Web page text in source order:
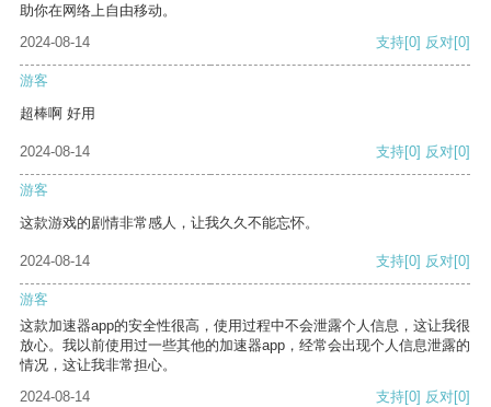
助你在网络上自由移动。
2024-08-14
支持[0] 反对[0]
游客
超棒啊 好用
2024-08-14 支持[0] 反对[0]
游客
这款游戏的剧情非常感人，让我久久不能忘怀。
2024-08-14 支持[0] 反对[0]
游客
这款加速器app的安全性很高，使用过程中不会泄露个人信息，这让我很
放心。我以前使用过一些其他的加速器app，经常会出现个人信息泄露的
情况，这让我非常担心。
2024-08-14
支持[0] 反对[0]